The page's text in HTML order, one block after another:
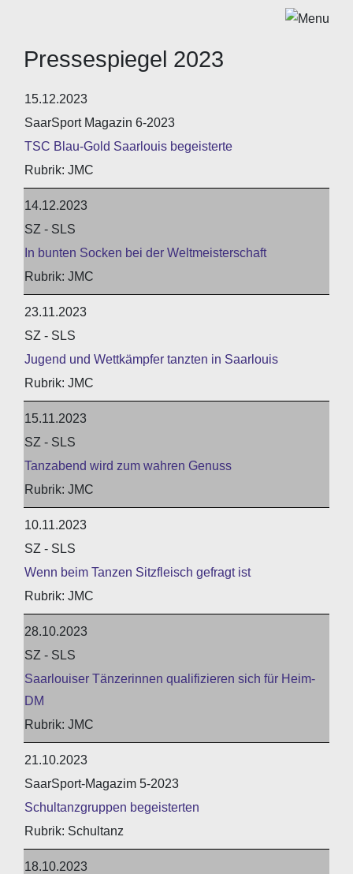
Pressespiegel 2023
15.12.2023
SaarSport Magazin 6-2023
TSC Blau-Gold Saarlouis begeisterte
JMC
14.12.2023
SZ - SLS
In bunten Socken bei der Weltmeisterschaft
JMC
23.11.2023
SZ - SLS
Jugend und Wettkämpfer tanzten in Saarlouis
JMC
15.11.2023
SZ - SLS
Tanzabend wird zum wahren Genuss
JMC
10.11.2023
SZ - SLS
Wenn beim Tanzen Sitzfleisch gefragt ist
JMC
28.10.2023
SZ - SLS
Saarlouiser Tänzerinnen qualifizieren sich für Heim-
DM
JMC
21.10.2023
SaarSport-Magazim 5-2023
Schultanzgruppen begeisterten
Schultanz
18.10.2023